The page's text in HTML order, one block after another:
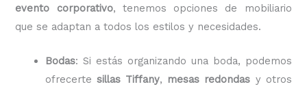
evento corporativo, tenemos opciones de mobiliario
que se adaptan a todos los estilos y necesidades.
Bodas: Si estás organizando una boda, podemos
ofrecertesillas Tiffany, mesas redondas y otros